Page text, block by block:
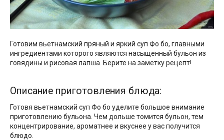
Готовим вьетнамский пряный и яркий суп Фо бо, главными
ингредиентами которого являются насыщенный бульон из
говядины и рисовая лапша. Берите на заметку рецепт!
Описание приготовления блюда:
Готовя вьетнамский суп Фо бо уделите большое внимание
приготовлению бульона. Чем дольше томится бульон, тем
концентрирование, ароматнее и вкуснее у вас получится
блюдо.